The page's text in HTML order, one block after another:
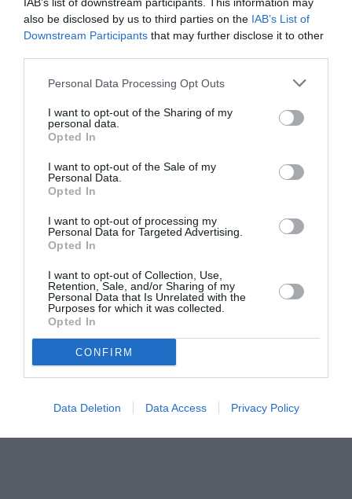
also be disclosed by us to third parties on the IAB’s List of
Downstream Participants that may further disclose it to other
Personal Data Processing Opt Outs
I want to opt-out of the Sharing of my
personal data.
Opted In
I want to opt-out of the Sale of my
Personal Data.
Opted In
I want to opt-out of processing my
Personal Data for Targeted Advertising.
Opted In
I want to opt-out of Collection, Use,
Retention, Sale, and/or Sharing of my
Personal Data that Is Unrelated with the
Purposes for which it was collected.
Opted In
CONFIRM
Data Deletion Data Access Privacy Policy
prezint acest permis fascist de liberă trecere”, a
spus el.
Manifestaţia a fost autorizată, dar câteva sute de
ajungă la sediul guvernului.
Poliţia a trebuit să folosească tunuri cu apă şi gaze
lacrimogene pentru a-i opri pe cei mai violenţi.
Potrivit agenţiei AGI, mai multe persoane au fost
arestate.